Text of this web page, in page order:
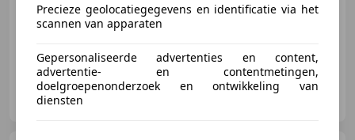
Auto Haarhuis
NL-7678 VC GEESTEREN OV
Precieze geolocatiegegevens en identificatie via het
scannen van apparaten
Gepersonaliseerde advertenties en content,
advertentie- en contentmetingen,
doelgroepenonderzoek en ontwikkeling van
diensten